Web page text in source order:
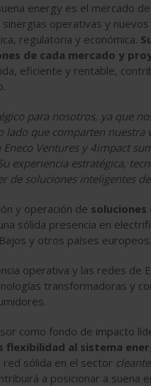
energy es el mercado
operativas y
regulatoria y económica.
de cada mercado y
eficiente y rentable,
para nosotros, ya que
que comparten nuestra
Eneco Ventures y 4impact
experiencia estratégica,
de soluciones inteligentes
y operación de
sólida presencia en
y otros países europeos.
operativa y las redes de
transformadoras y
como fondo de impacto
flexibilidad al sistema
sólida en el sector
a posicionar a suena